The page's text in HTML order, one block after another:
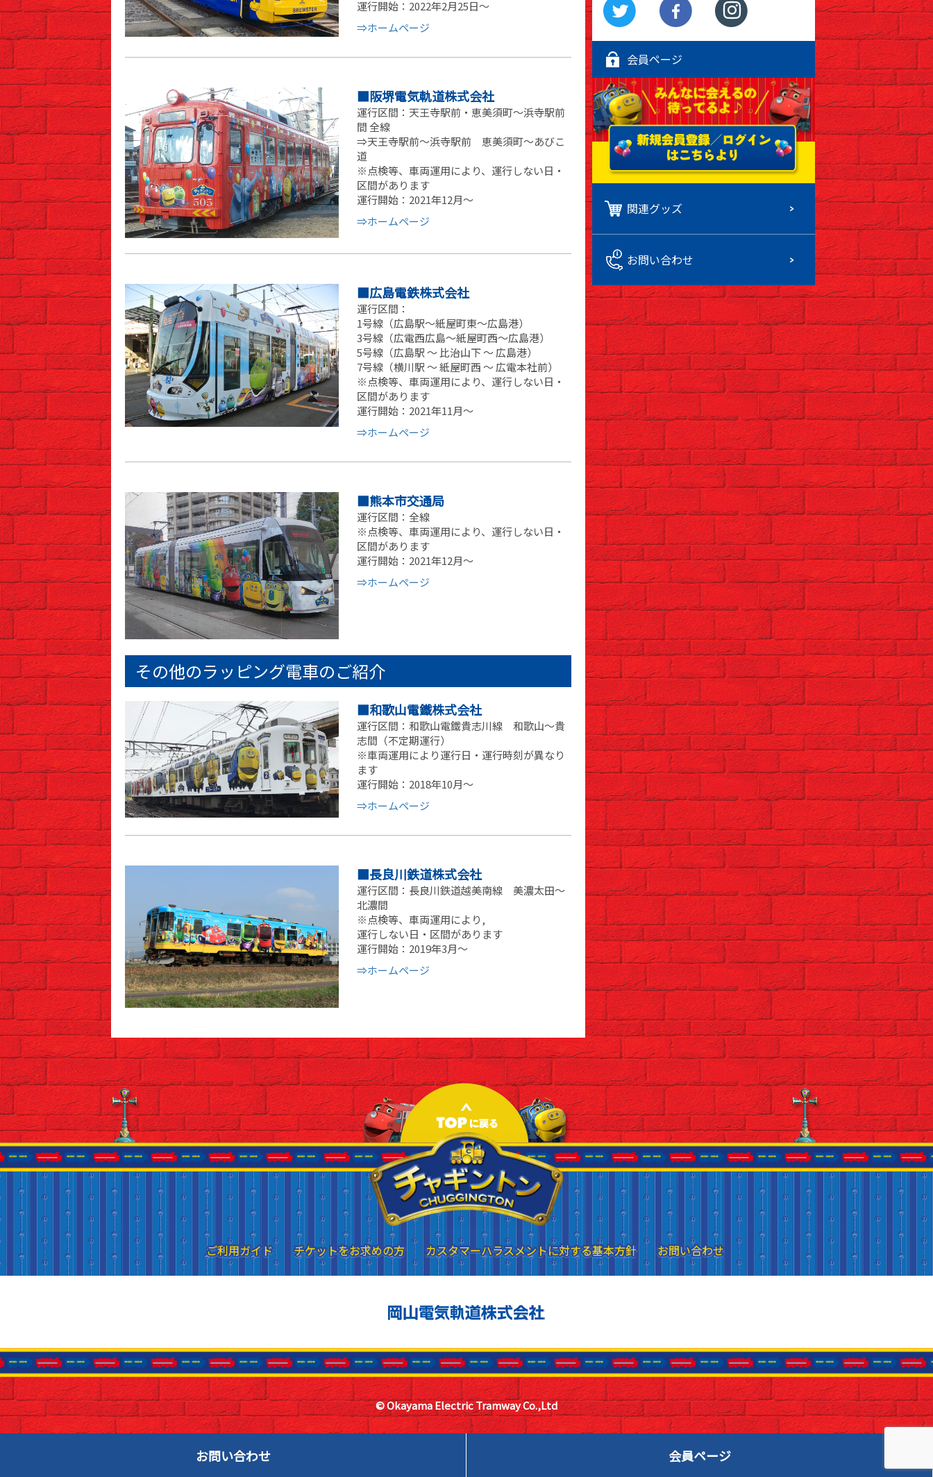
運行開始：2022年2月25日～
⇒ホームページ
■阪堺電気軌道株式会社
運行区間：天王寺駅前・恵美須町～浜寺駅前
間 全線
⇒天王寺駅前～浜寺駅前 恵美須町～あびこ
道
※点検等、車両運用により、運行しない日・
区間があります
運行開始：2021年12月～
⇒ホームページ
■広島電鉄株式会社
運行区間：
1号線（広島駅～紙屋町東～広島港）
3号線（広電西広島～紙屋町西～広島港）
5号線（広島駅 ～ 比治山下 ～ 広島港）
7号線（横川駅 ～ 紙屋町西 ～ 広電本社前）
※点検等、車両運用により、運行しない日・
区間があります
運行開始：2021年11月～
⇒ホームページ
■熊本市交通局
運行区間：全線
※点検等、車両運用により、運行しない日・
区間があります
運行開始：2021年12月～
⇒ホームページ
その他のラッピング電車のご紹介
■和歌山電鐵株式会社
運行区間：和歌山電鐵貴志川線 和歌山～貴
志間（不定期運行）
※車両運用により運行日・運行時刻が異なり
ます
運行開始：2018年10月～
⇒ホームページ
■長良川鉄道株式会社
運行区間：長良川鉄道越美南線 美濃太田～
北濃間
※点検等、車両運用により,
運行しない日・区間があります
運行開始：2019年3月～
⇒ホームページ
会員ページ
関連グッズ
お問い合わせ
ご利用ガイド
ご利用ガイド チケットをお求めの方
チケットをお求めの方 カスタマーハラスメントに対する基本方針
カスタマーハラスメントに対する基本方針 お問い合わせ
お問い合わせ
© Okayama Electric Tramway Co.,Ltd
お問い合わせ 会員ページ